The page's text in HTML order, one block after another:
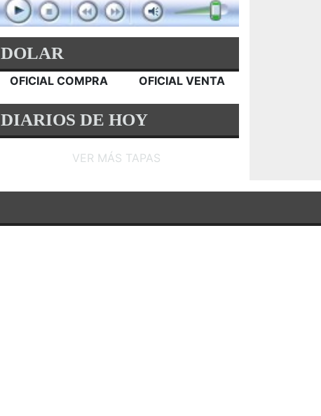
DOLAR
OFICIAL COMPRA OFICIAL VENTA
DIARIOS DE HOY
VER MÁS TAPAS